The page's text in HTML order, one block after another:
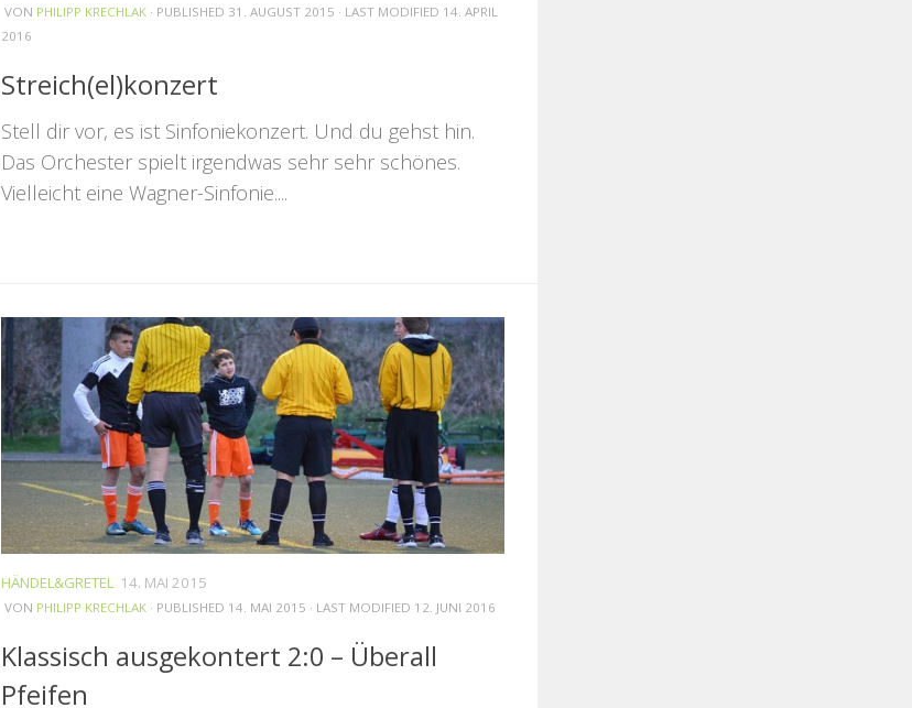
VON PHILIPP KRECHLAK · PUBLISHED 31. AUGUST 2015 · LAST MODIFIED 14. APRIL
2016
Streich(el)konzert
Stell dir vor, es ist Sinfoniekonzert. Und du gehst hin.
Das Orchester spielt irgendwas sehr sehr schönes.
Vielleicht eine Wagner-Sinfonie....
HÄNDEL&GRETEL 14. MAI 2015
VON PHILIPP KRECHLAK · PUBLISHED 14. MAI 2015 · LAST MODIFIED 12. JUNI 2016
Klassisch ausgekontert 2:0 – Überall
Pfeifen